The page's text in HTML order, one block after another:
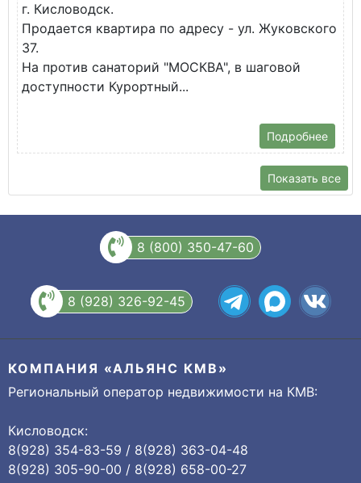
г. Кисловодск.
Продается квартира по адресу - ул. Жуковского
37.
На против санаторий "МОСКВА", в шаговой
доступности Курортный...
Подробнее
Показать все
8 (800) 350-47-60
8 (928) 326-92-45
КОМПАНИЯ «АЛЬЯНС КМВ»
Региональный оператор недвижимости на КМВ:
Кисловодск:
8(928) 354-83-59 / 8(928) 363-04-48
8(928) 305-90-00 / 8(928) 658-00-27